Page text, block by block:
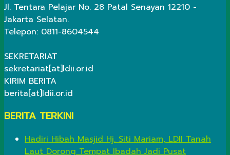
Jl. Tentara Pelajar No. 28 Patal Senayan 12210 -
Jakarta Selatan.
Telepon: 0811-8604544
SEKRETARIAT
sekretariat[at]ldii.or.id
KIRIM BERITA
berita[at]ldii.or.id
BERITA TERKINI
Hadiri Hibah Masjid Hj. Siti Mariam, LDII Tanah
Laut Dorong Tempat Ibadah Jadi Pusat